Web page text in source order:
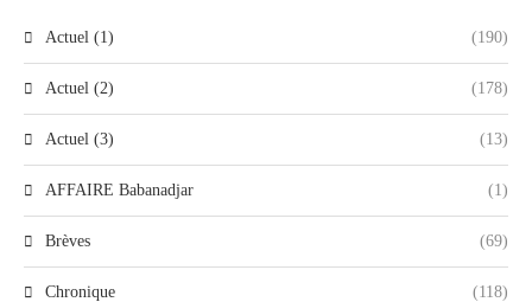
Actuel (1) (190)
Actuel (2) (178)
Actuel (3) (13)
AFFAIRE Babanadjar (1)
Brèves (69)
Chronique (118)